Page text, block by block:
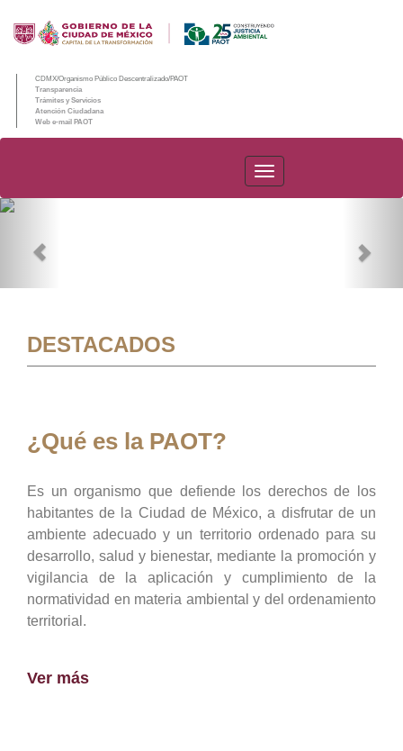
CDMX/Organismo Público Descentralizado/PAOT
Transparencia
Trámites y Servicios
Atención Ciudadana
Web e-mail PAOT
PAOT
DESTACADOS
¿Qué es la PAOT?
Es un organismo que defiende los derechos de los
habitantes de la Ciudad de México, a disfrutar de un
ambiente adecuado y un territorio ordenado para su
desarrollo, salud y bienestar, mediante la promoción y
vigilancia de la aplicación y cumplimiento de la
normatividad en materia ambiental y del ordenamiento
territorial.
Ver más